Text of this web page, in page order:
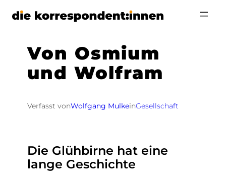
Zum
Von Osmium
und Wolfram
Verfasst vonWolfgang MulkeinGesellschaft
Die Glühbirne hat eine
lange Geschichte